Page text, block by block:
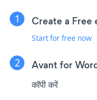
Create a Free
Start for free now
Avant for
कॉपी करें